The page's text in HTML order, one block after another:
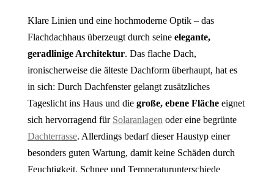
Klare Linien und eine hochmoderne Optik – das
Flachdachhaus überzeugt durch seine elegante,
geradlinige Architektur. Das flache Dach,
ironischerweise die älteste Dachform überhaupt, hat es
in sich: Durch Dachfenster gelangt zusätzliches
Tageslicht ins Haus und die große, ebene Flächeeignet
sich hervorragend für Solaranlagen oder eine begrünte
Dachterrasse. Allerdings bedarf dieser Haustyp einer
besonders guten Wartung, damit keine Schäden durch
Feuchtigkeit, Schnee und Temperaturunterschiede